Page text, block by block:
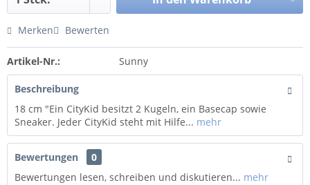
Merken Bewerten
Artikel-Nr.: Sunny
Beschreibung
18 cm "Ein CityKid besitzt 2 Kugeln, ein Basecap sowie
Sneaker. Jeder CityKid steht mit Hilfe... mehr
Bewertungen
0
Bewertungen lesen, schreiben und diskutieren... mehr